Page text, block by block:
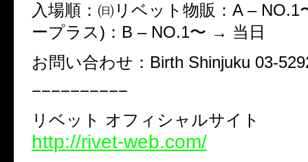
入場順：㈰リベット物販：A –
ープラス)：B – NO.1〜 → 当日
お問い合わせ：Birth Shinjuku 03-
−−−−−−−−−−
リベット オフィシャルサイト
http://rivet-web.com/